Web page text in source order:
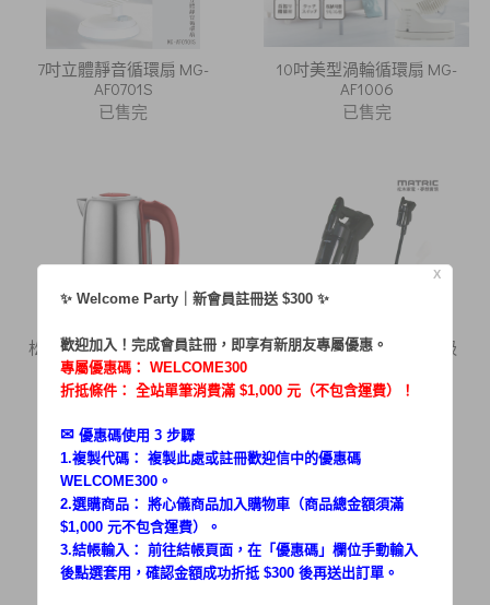
7吋立體靜音循環扇 MG-
AF0701S
已售完
10吋美型渦輪循環扇 MG-
AF1006
已售完
松木1.7L大容量時尚不鏽鋼
快煮壺 MG
已售完
【停售】無線勁旋自走吸
$5,980
X
✨ Welcome Party｜新會員註冊送 $300 ✨
歡迎加入！完成會員註冊，即享有新朋友專屬優惠。
專屬優惠碼： WELCOME300
折抵條件： 全站單筆消費滿 $1,000 元（不包含運費）！
✉︎ 優惠碼使用 3 步驟
1.複製代碼： 複製此處或註冊歡迎信中的優惠碼
WELCOME300。
2.選購商品： 將心儀商品加入購物車（商品總金額須滿
$1,000 元不包含運費）。
3.結帳輸入： 前往結帳頁面，在「優惠碼 」欄位手動輸入
後點選套用，確認金額成功折抵 $300 後再送出訂單。